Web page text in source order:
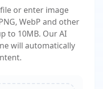
or enter image
WebP and other
to 10MB. Our AI
will automatically